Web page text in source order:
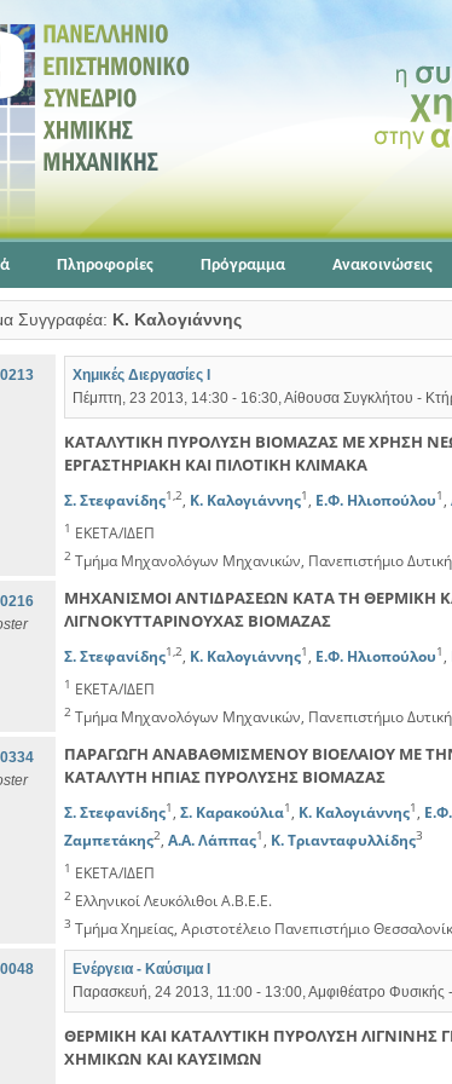
Πληροφορίες Πρόγραμμα Ανακοινώσεις
Συγγραφέα: Κ. Καλογιάννης
Χημικές Διεργασίες Ι
Πέμπτη, 23 2013, 14:30 - 16:30, Αίθουσα Συγκλήτου -
ΚΑΤΑΛΥΤΙΚΗ ΠΥΡΟΛΥΣΗ ΒΙΟΜΑΖΑΣ ΜΕ ΧΡΗΣΗ
ΕΡΓΑΣΤΗΡΙΑΚΗ ΚΑΙ ΠΙΛΟΤΙΚΗ ΚΛΙΜΑΚΑ
Σ. Στεφανίδης1,2, Κ. Καλογιάννης1 , E.Φ. Ηλιοπούλου1 ,
1 ΕΚΕΤΑ/ΙΔΕΠ
2 Τμήμα Μηχανολόγων Μηχανικών, Πανεπιστήμιο
ΜΗΧΑΝΙΣΜΟΙ ΑΝΤΙΔΡΑΣΕΩΝ ΚΑΤΑ ΤΗ ΘΕΡΜΙΚΗ
ΛΙΓΝΟΚΥΤΤΑΡΙΝΟΥΧΑΣ ΒΙΟΜΑΖΑΣ
Σ. Στεφανίδης1,2, Κ. Καλογιάννης1 , E.Φ. Ηλιοπούλου1 ,
1 ΕΚΕΤΑ/ΙΔΕΠ
2 Τμήμα Μηχανολόγων Μηχανικών, Πανεπιστήμιο
ΠΑΡΑΓΩΓΗ ΑΝΑΒΑΘΜΙΣΜΕΝΟΥ ΒΙΟΕΛΑΙΟΥ ΜΕ
ΚΑΤΑΛΥΤΗ ΗΠΙΑΣ ΠΥΡΟΛΥΣΗΣ ΒΙΟΜΑΖΑΣ
Σ. Στεφανίδης1 , Σ. Καρακούλια1 , Κ. Καλογιάννης1 ,
Ζαμπετάκης2, Α.Α. Λάππας1 , Κ. Τριανταφυλλίδης3
1 ΕΚΕΤΑ/ΙΔΕΠ
2 Ελληνικοί Λευκόλιθοι Α.B.E.Ε.
3 Τμήμα Χημείας, Αριστοτέλειο Πανεπιστήμιο
Ενέργεια - Καύσιμα Ι
Παρασκευή, 24 2013, 11:00 - 13:00, Αμφιθέατρο Φυσικής
ΘΕΡΜΙΚΗ ΚΑΙ ΚΑΤΑΛΥΤΙΚΗ ΠΥΡΟΛΥΣΗ
ΧΗΜΙΚΩΝ ΚΑΙ ΚΑΥΣΙΜΩΝ